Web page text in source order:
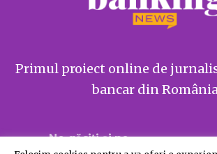
Primul proiect online de
bancar din
Ne găsiți și pe